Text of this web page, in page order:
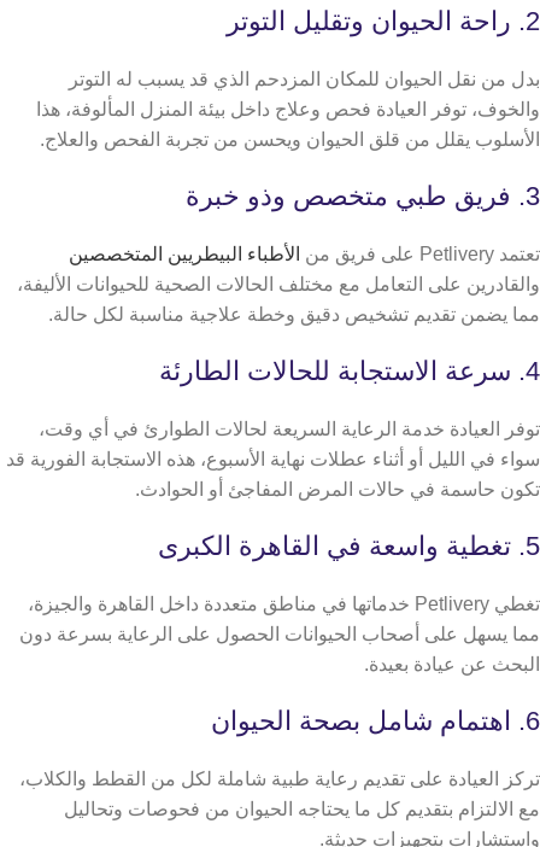
2. راحة الحيوان وتقليل التوتر
بدل من نقل الحيوان للمكان المزدحم الذي قد يسبب له التوتر
والخوف، توفر العيادة فحص وعلاج داخل بيئة المنزل المألوفة، هذا
الأسلوب يقلل من قلق الحيوان ويحسن من تجربة الفحص والعلاج.
3. فريق طبي متخصص وذو خبرة
تعتمد Petlivery على فريق من
الأطباء البيطريين المتخصصين
والقادرين على التعامل مع مختلف الحالات الصحية للحيوانات الأليفة،
مما يضمن تقديم تشخيص دقيق وخطة علاجية مناسبة لكل حالة.
4. سرعة الاستجابة للحالات الطارئة
توفر العيادة خدمة الرعاية السريعة لحالات الطوارئ في أي وقت،
سواء في الليل أو أثناء عطلات نهاية الأسبوع، هذه الاستجابة الفورية قد
تكون حاسمة في حالات المرض المفاجئ أو الحوادث.
5. تغطية واسعة في القاهرة الكبرى
تغطي Petlivery خدماتها في مناطق متعددة داخل القاهرة والجيزة،
مما يسهل على أصحاب الحيوانات الحصول على الرعاية بسرعة دون
البحث عن عيادة بعيدة.
6. اهتمام شامل بصحة الحيوان
تركز العيادة على تقديم رعاية طبية شاملة لكل من القطط والكلاب،
مع الالتزام بتقديم كل ما يحتاجه الحيوان من فحوصات وتحاليل
واستشارات بتجهيزات حديثة.